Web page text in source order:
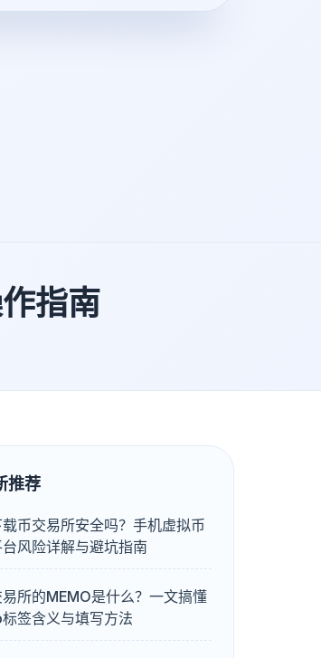
指南
推荐
币交易所安全吗？手机虚拟币
风险详解与避坑指南
所的MEMO是什么？一文搞懂
签含义与填写方法